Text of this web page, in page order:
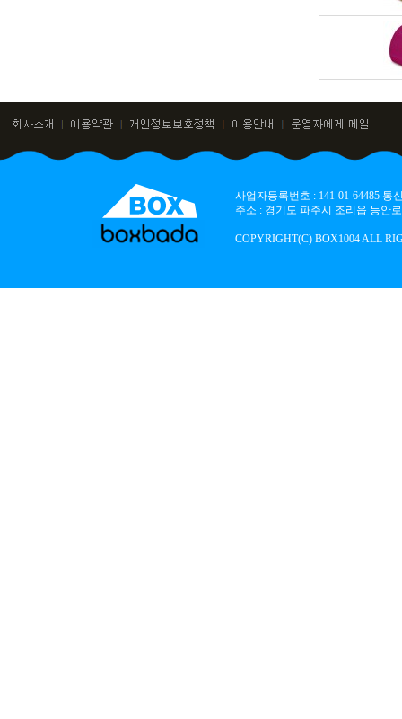
사업자등록번호 : 141-01-64485
주소 : 경기도 파주시 조리읍 능안
COPYRIGHT(C) BOX1004 ALL